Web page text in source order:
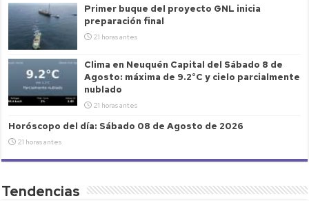
Primer buque del proyecto GNL inicia
preparación final
21 horas antes
Clima en Neuquén Capital del Sábado 8 de
Agosto: máxima de 9.2°C y cielo parcialmente
nublado
21 horas antes
Horóscopo del día: Sábado 08 de Agosto de 2026
21 horas antes
Tendencias